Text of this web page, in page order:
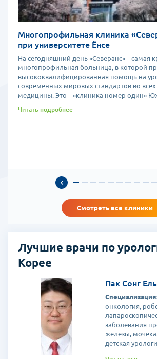
Многопрофильная клиника
при университете Ёнсе
На сегодняшний день «Северанс» – самая
многопрофильная больница, в которой
высококвалифицированная помощь на
современных мировых стандартов во всех
медицины. Это – «клиника номер один»
Читать подробнее
Смотреть все клиники
Лучшие врачи по
Корее
Пак Сонг Ель
онкология,
заболевания
железы,
детская